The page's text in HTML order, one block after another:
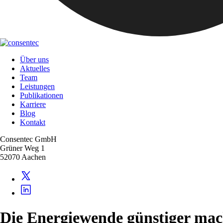
Über uns
Aktuelles
Team
Leistungen
Publikationen
Karriere
Blog
Kontakt
Consentec GmbH
Grüner Weg 1
52070 Aachen
Die Energiewende günstiger